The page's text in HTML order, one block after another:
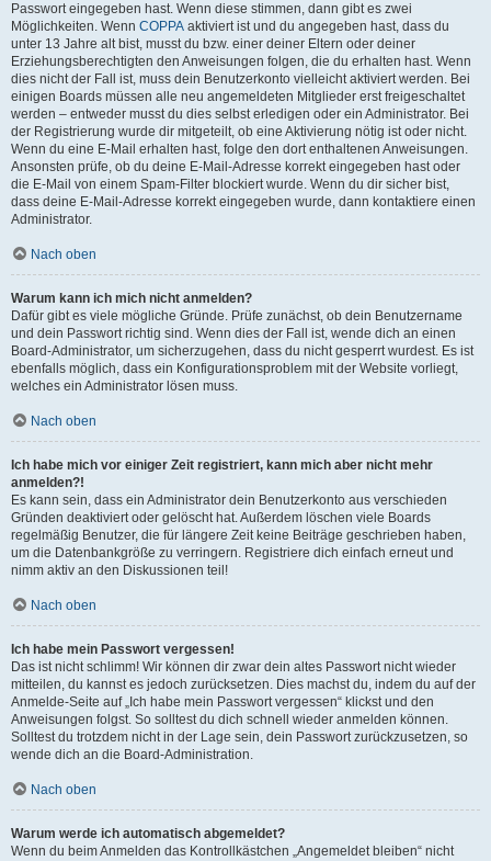
Passwort eingegeben hast. Wenn diese stimmen, dann gibt es zwei
Möglichkeiten. Wenn COPPA aktiviert ist und du angegeben hast, dass du
unter 13 Jahre alt bist, musst du bzw. einer deiner Eltern oder deiner
Erziehungsberechtigten den Anweisungen folgen, die du erhalten hast. Wenn
dies nicht der Fall ist, muss dein Benutzerkonto vielleicht aktiviert werden. Bei
einigen Boards müssen alle neu angemeldeten Mitglieder erst freigeschaltet
werden – entweder musst du dies selbst erledigen oder ein Administrator. Bei
der Registrierung wurde dir mitgeteilt, ob eine Aktivierung nötig ist oder nicht.
Wenn du eine E-Mail erhalten hast, folge den dort enthaltenen Anweisungen.
Ansonsten prüfe, ob du deine E-Mail-Adresse korrekt eingegeben hast oder
die E-Mail von einem Spam-Filter blockiert wurde. Wenn du dir sicher bist,
dass deine E-Mail-Adresse korrekt eingegeben wurde, dann kontaktiere einen
Administrator.
Nach oben
Warum kann ich mich nicht anmelden?
Dafür gibt es viele mögliche Gründe. Prüfe zunächst, ob dein Benutzername
und dein Passwort richtig sind. Wenn dies der Fall ist, wende dich an einen
Board-Administrator, um sicherzugehen, dass du nicht gesperrt wurdest. Es ist
ebenfalls möglich, dass ein Konfigurationsproblem mit der Website vorliegt,
welches ein Administrator lösen muss.
Nach oben
Ich habe mich vor einiger Zeit registriert, kann mich aber nicht mehr
anmelden?!
Es kann sein, dass ein Administrator dein Benutzerkonto aus verschieden
Gründen deaktiviert oder gelöscht hat. Außerdem löschen viele Boards
regelmäßig Benutzer, die für längere Zeit keine Beiträge geschrieben haben,
um die Datenbankgröße zu verringern. Registriere dich einfach erneut und
nimm aktiv an den Diskussionen teil!
Nach oben
Ich habe mein Passwort vergessen!
Das ist nicht schlimm! Wir können dir zwar dein altes Passwort nicht wieder
mitteilen, du kannst es jedoch zurücksetzen. Dies machst du, indem du auf der
Anmelde-Seite auf „Ich habe mein Passwort vergessen“ klickst und den
Anweisungen folgst. So solltest du dich schnell wieder anmelden können.
Solltest du trotzdem nicht in der Lage sein, dein Passwort zurückzusetzen, so
wende dich an die Board-Administration.
Nach oben
Warum werde ich automatisch abgemeldet?
Wenn du beim Anmelden das Kontrollkästchen „Angemeldet bleiben“ nicht